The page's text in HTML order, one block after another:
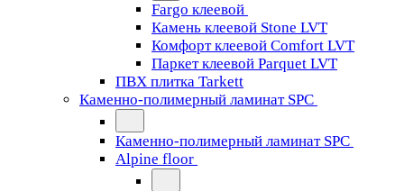
Fargo клеевой
Камень клеевой Stone LVT
Комфорт клеевой Comfort LVT
Паркет клеевой Parquet LVT
ПВХ плитка Tarkett
Каменно-полимерный ламинат SPC
Каменно-полимерный ламинат SPC
Alpine floor